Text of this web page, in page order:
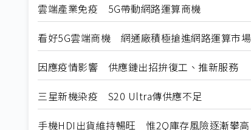
雲端產業免疫 5G帶動網路運算商機
看好5G雲端商機 網通廠積極搶進網路運算市場
因應疫情影響 供應鏈出招拚復工、推新服務
三星新機染疫 S20 Ultra傳供應不足
手機HDI出貨維持暢旺 惟2Q庫存風險逐漸攀高